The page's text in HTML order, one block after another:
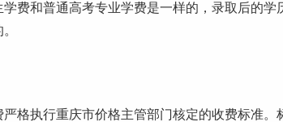
费和普通高考专业学费是一样的，录取后的学
格执行重庆市价格主管部门核定的收费标准。